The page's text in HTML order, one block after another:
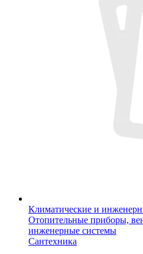
Климатические и
Отопительные приборы,
инженерные системы
Сантехника